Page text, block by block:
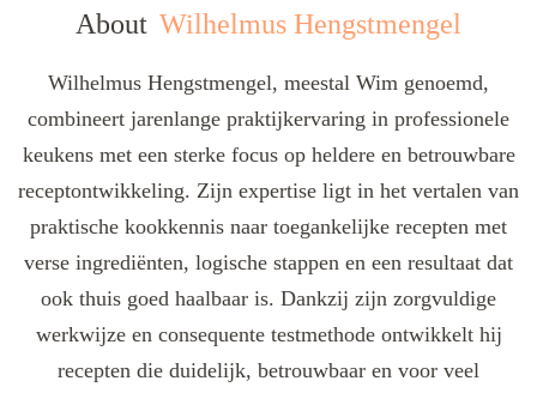
About Wilhelmus Hengstmengel
Wilhelmus Hengstmengel, meestal Wim genoemd,
combineert jarenlange praktijkervaring in professionele
keukens met een sterke focus op heldere en betrouwbare
receptontwikkeling. Zijn expertise ligt in het vertalen van
praktische kookkennis naar toegankelijke recepten met
verse ingrediënten, logische stappen en een resultaat dat
ook thuis goed haalbaar is. Dankzij zijn zorgvuldige
werkwijze en consequente testmethode ontwikkelt hij
recepten die duidelijk, betrouwbaar en voor veel